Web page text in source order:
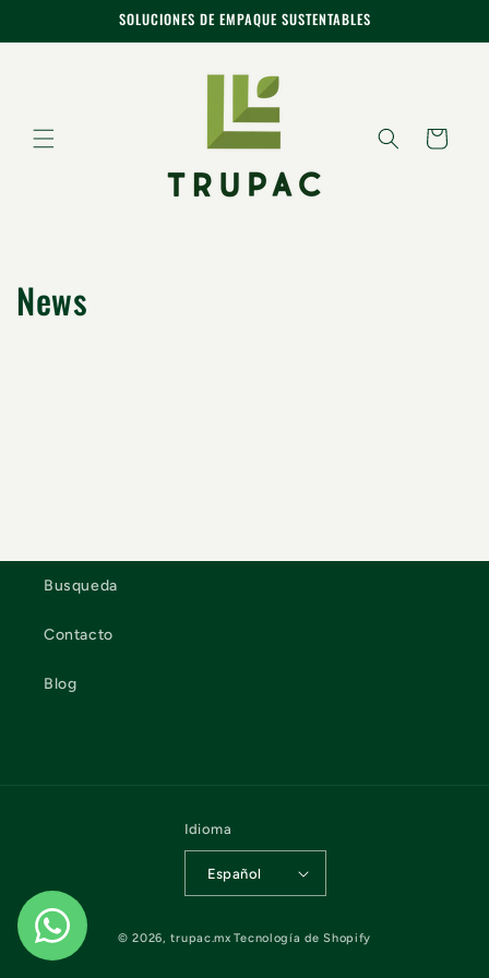
directamente
al contenido
SOLUCIONES DE EMPAQUE SUSTENTABLES
Carrito
News
Busqueda
Contacto
Blog
Idioma
Español
© 2026,trupac.mx Tecnología de Shopify